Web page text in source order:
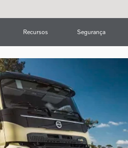
Recursos Segurança